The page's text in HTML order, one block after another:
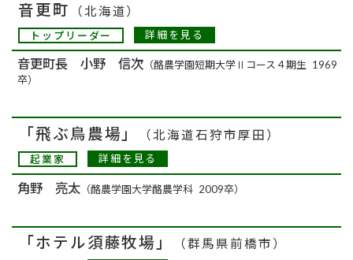
音更町 （北海道）
トップリーダー 詳細を見る
音更町長 小野 信次（酪農学園短期大学Ⅱコース４期生 1969
卒）
「飛ぶ鳥農場」 （北海道石狩市厚田）
起業家 詳細を見る
角野 亮太（酪農学園大学酪農学科 2009卒）
「ホテル須藤牧場」 （群馬県前橋市）